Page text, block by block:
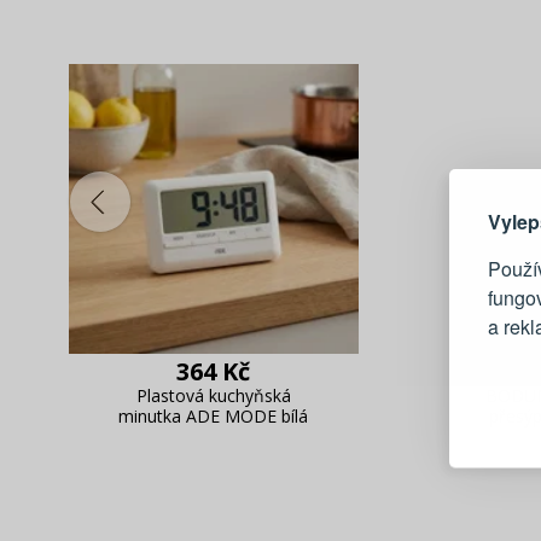
a
364 Kč
Plastová kuchyňská
minutka ADE MODE bílá
Živý